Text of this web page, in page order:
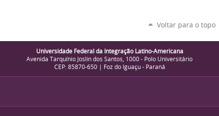
Voltar para o topo
Universidade Federal da Integração Latino-Americana
Avenida Tarquínio Joslin dos Santos, 1000 - Polo Universitário
CEP: 85870-650 | Foz do Iguaçu - Paraná